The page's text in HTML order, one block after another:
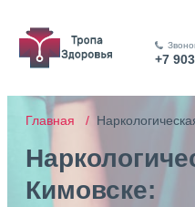
+7
Главная /
Кимовске: